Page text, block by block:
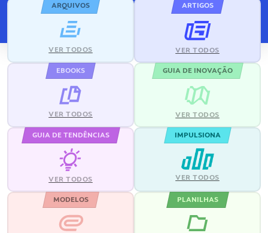
ARQUIVOS
VER TODOS
ARTIGOS
VER TODOS
EBOOKS
VER TODOS
GUIA DE INOVAÇÃO
VER TODOS
GUIA DE TENDÊNCIAS
VER TODOS
IMPULSIONA
VER TODOS
MODELOS PLANILHAS